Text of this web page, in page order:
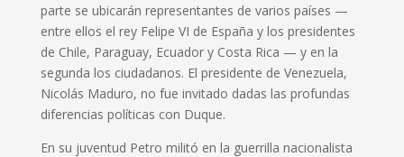
parte se ubicarán representantes de varios países —
entre ellos el rey Felipe VI de España y los presidentes
de Chile, Paraguay, Ecuador y Costa Rica — y en la
segunda los ciudadanos. El presidente de Venezuela,
Nicolás Maduro, no fue invitado dadas las profundas
diferencias políticas con Duque.
En su juventud Petro militó en la guerrilla nacionalista